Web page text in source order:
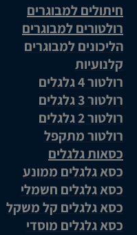
חיתולים למבוגרים
רולטורים למבוגרים
הליכונים למבוגרים
קלנועיות
רולטור 4 גלגלים
רולטור 3 גלגלים
רולטור 2 גלגלים
רולטור מתקפל
כסאות גלגלים
כסא גלגלים ממונע
כסא גלגלים חשמלי
כסא גלגלים קל משקל
כסא גלגלים מוסדי